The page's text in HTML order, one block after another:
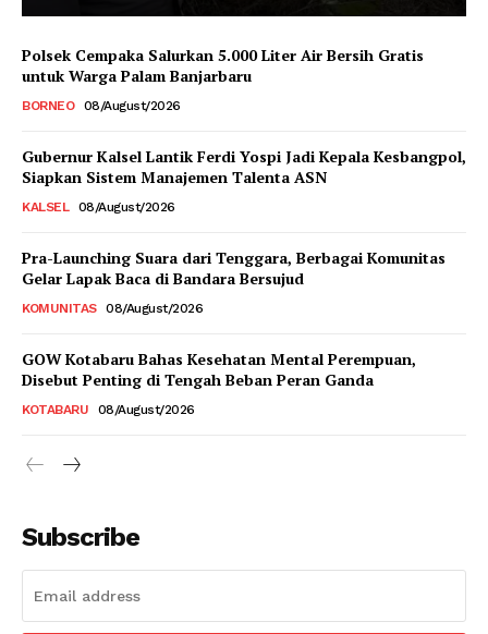
Polsek Cempaka Salurkan 5.000 Liter Air Bersih Gratis
untuk Warga Palam Banjarbaru
BORNEO 08/August/2026
Gubernur Kalsel Lantik Ferdi Yospi Jadi Kepala Kesbangpol,
Siapkan Sistem Manajemen Talenta ASN
KALSEL 08/August/2026
Pra-Launching Suara dari Tenggara, Berbagai Komunitas
Gelar Lapak Baca di Bandara Bersujud
KOMUNITAS 08/August/2026
GOW Kotabaru Bahas Kesehatan Mental Perempuan,
Disebut Penting di Tengah Beban Peran Ganda
KOTABARU 08/August/2026
Subscribe